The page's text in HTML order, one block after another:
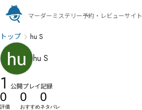
マーダーミステリー予約・レビューサイト
トップ hu S
hu S
1 公開プレイ記録
0
評価
0
おすすめ
0
ネタバレ